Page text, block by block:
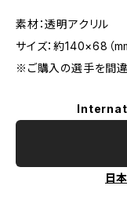
素材：透明アクリル
サイズ：約140×68（
※ご購入の選手を間違
日